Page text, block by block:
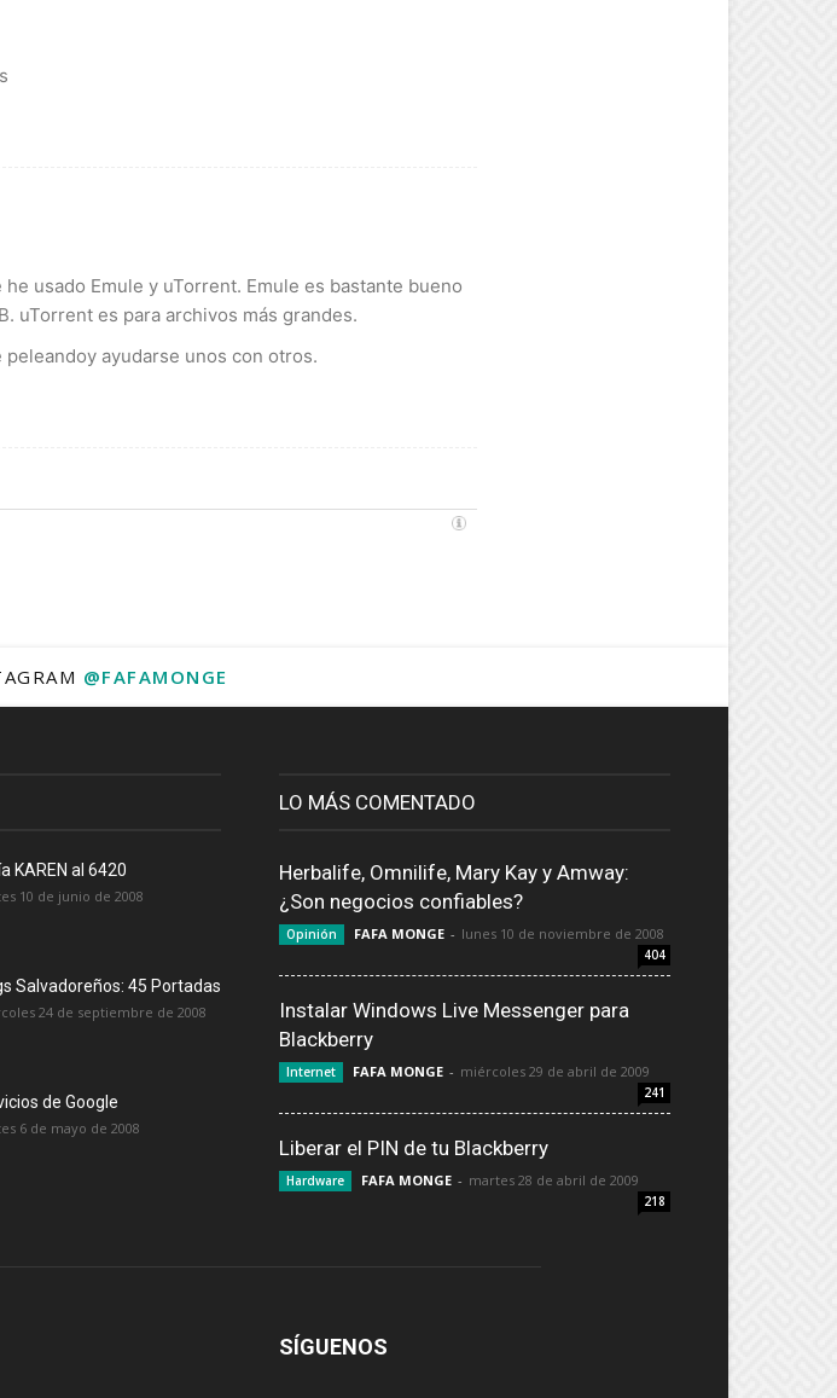
usado Emule y uTorrent. Emule es bastante bueno
uTorrent es para archivos más grandes.
ayudarse unos con otros.
@FAFAMONGE
KAREN al 6420
10 de junio de 2008
Salvadoreños: 45 Portadas
24 de septiembre de 2008
de Google
6 de mayo de 2008
LO MÁS COMENTADO
Herbalife, Omnilife, Mary Kay y Amway:
¿Son negocios confiables?
Opinión FAFA MONGE - lunes 10 de noviembre de 2008
404
Instalar Windows Live Messenger para
Blackberry
Internet FAFA MONGE - miércoles 29 de abril de 2009
241
Liberar el PIN de tu Blackberry
Hardware FAFA MONGE - martes 28 de abril de 2009
218
SÍGUENOS